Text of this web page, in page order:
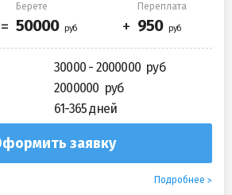
Берете Переплата
30000 - 2000000
2000000
61-365 дней
заявку
Подробнее